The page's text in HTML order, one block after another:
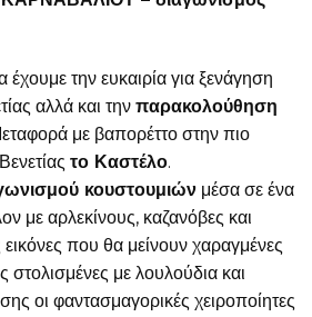
την ευκαιρία για ξενάγηση
αλλά και την παρακολούθηση
με βαπορέττο στην πιο
το Καστέλο.
κουστουμιών μέσα σε ένα
με αρλεκίνους, καζανόβες και
που θα μείνουν χαραγμένες
στολισμένες με λουλούδια και
οι φαντασμαγορικές χειροποίητες